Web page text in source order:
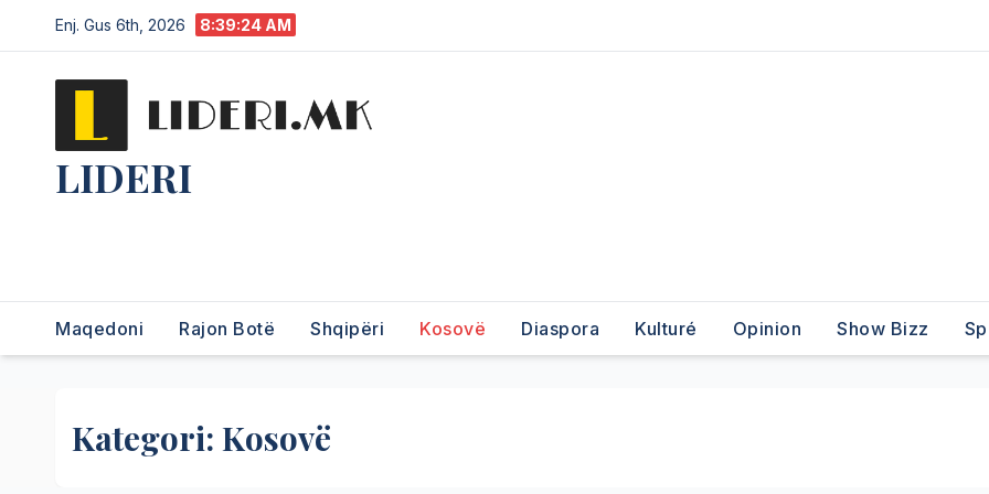
Enj. Gus 6th, 2026 8:39:26 AM
LIDERI
Maqedoni Rajon Botë Shqipëri Kosovë Diaspora Kulturé Opinion Show Bizz
Kategori: Kosovë